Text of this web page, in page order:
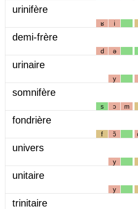
urinifère
ʁ i
demi-frère
d ə
urinaire
y
somnifère
s ɔ m
fondrière
f ɔ̃
univers
y
unitaire
y
trinitaire